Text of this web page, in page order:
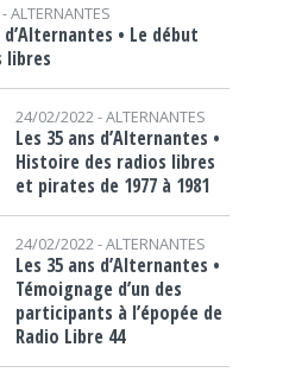
ALTERNANTES
d’Alternantes • Le début
libres
24/02/2022 -ALTERNANTES
Les 35 ans d’Alternantes •
Histoire des radios libres
et pirates de 1977 à 1981
24/02/2022 -ALTERNANTES
Les 35 ans d’Alternantes •
Témoignage d’un des
participants à l’épopée de
Radio Libre 44